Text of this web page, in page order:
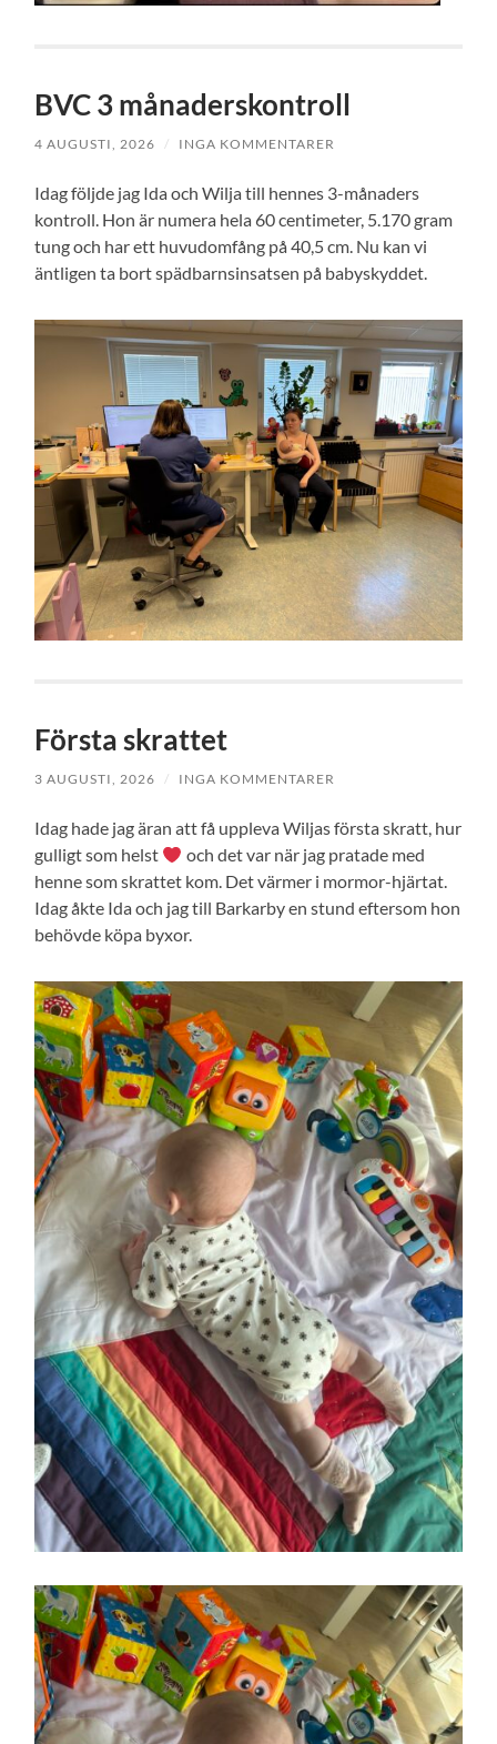
BVC 3 månaderskontroll
4 AUGUSTI, 2026 / INGA KOMMENTARER
Idag följde jag Ida och Wilja till hennes 3-månaders
kontroll. Hon är numera hela 60 centimeter, 5.170 gram
tung och har ett huvudomfång på 40,5 cm. Nu kan vi
äntligen ta bort spädbarnsinsatsen på babyskyddet.
Första skrattet
3 AUGUSTI, 2026 / INGA KOMMENTARER
Idag hade jag äran att få uppleva Wiljas första skratt, hur
gulligt som helst
och det var när jag pratade med
henne som skrattet kom. Det värmer i mormor-hjärtat.
Idag åkte Ida och jag till Barkarby en stund eftersom hon
behövde köpa byxor.